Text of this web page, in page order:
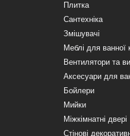
Плитка
Сантехніка
Змішувачі
Меблі для ванної
Вентилятори та
Аксесуари для
Бойлери
Мийки
Міжкімнатні двері
Стінові